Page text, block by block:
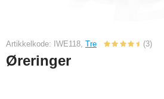
Artikkelkode: IWE118, Tre (3)
Øreringer